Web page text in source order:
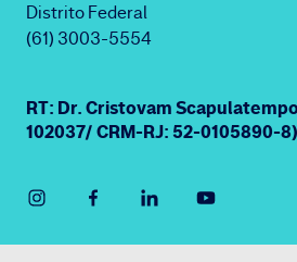
Distrito Federal
(61) 3003-5554
RT: Dr. Cristovam
102037/ CRM-RJ: 52-0105890-8)